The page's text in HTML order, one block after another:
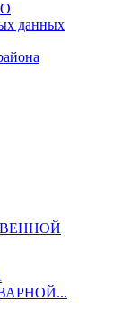
данных